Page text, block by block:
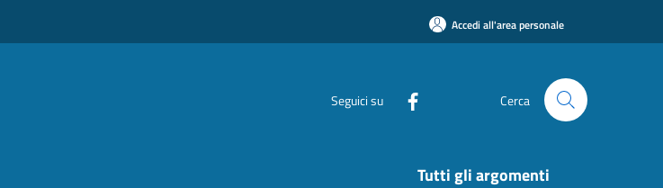
Accedi all'area personale
Seguici su Cerca
Tutti gli argomenti